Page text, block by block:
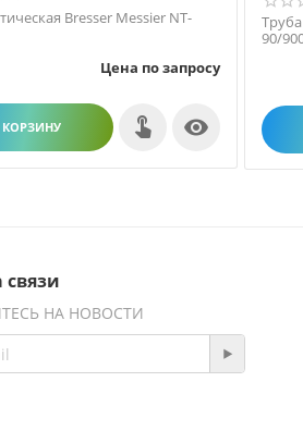
Bresser Messier NT-
Цена по запросу
КОРЗИНУ 
90/
связи
НА НОВОСТИ